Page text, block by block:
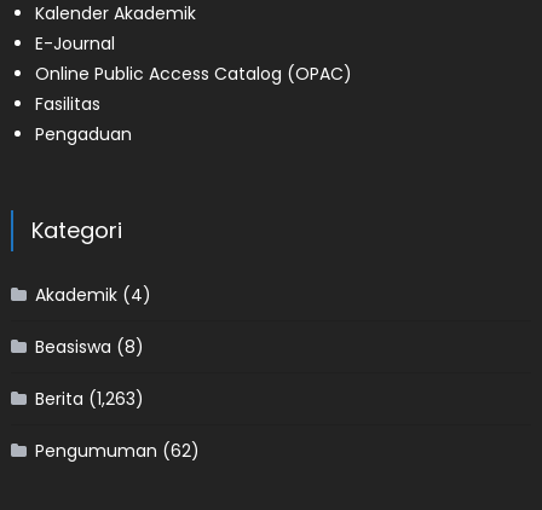
Kalender Akademik
E-Journal
Online Public Access Catalog (OPAC)
Fasilitas
Pengaduan
Kategori
Akademik(4)
Beasiswa (8)
Berita (1,263)
Pengumuman (62)